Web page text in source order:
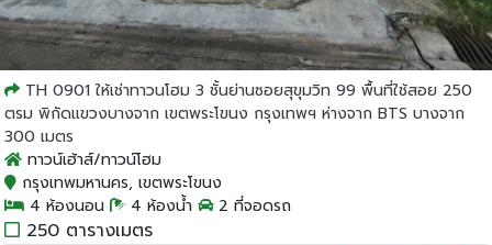
TH 0901 ให้เช่าทาวนโฮม 3 ชั้นย่านซอยสุขุมวิท 99 พื้นที่ใช้สอย 250
ตรม พิกัดแขวงบางจาก เขตพระโขนง กรุงเทพฯ ห่างจาก BTS บางจาก
300 เมตร
ทาวน์เฮ้าส์/ทาวน์โฮม
กรุงเทพมหานคร, เขตพระโขนง
4 ห้องนอน
4 ห้องน้ำ 2 ที่จอดรถ
250 ตารางเมตร